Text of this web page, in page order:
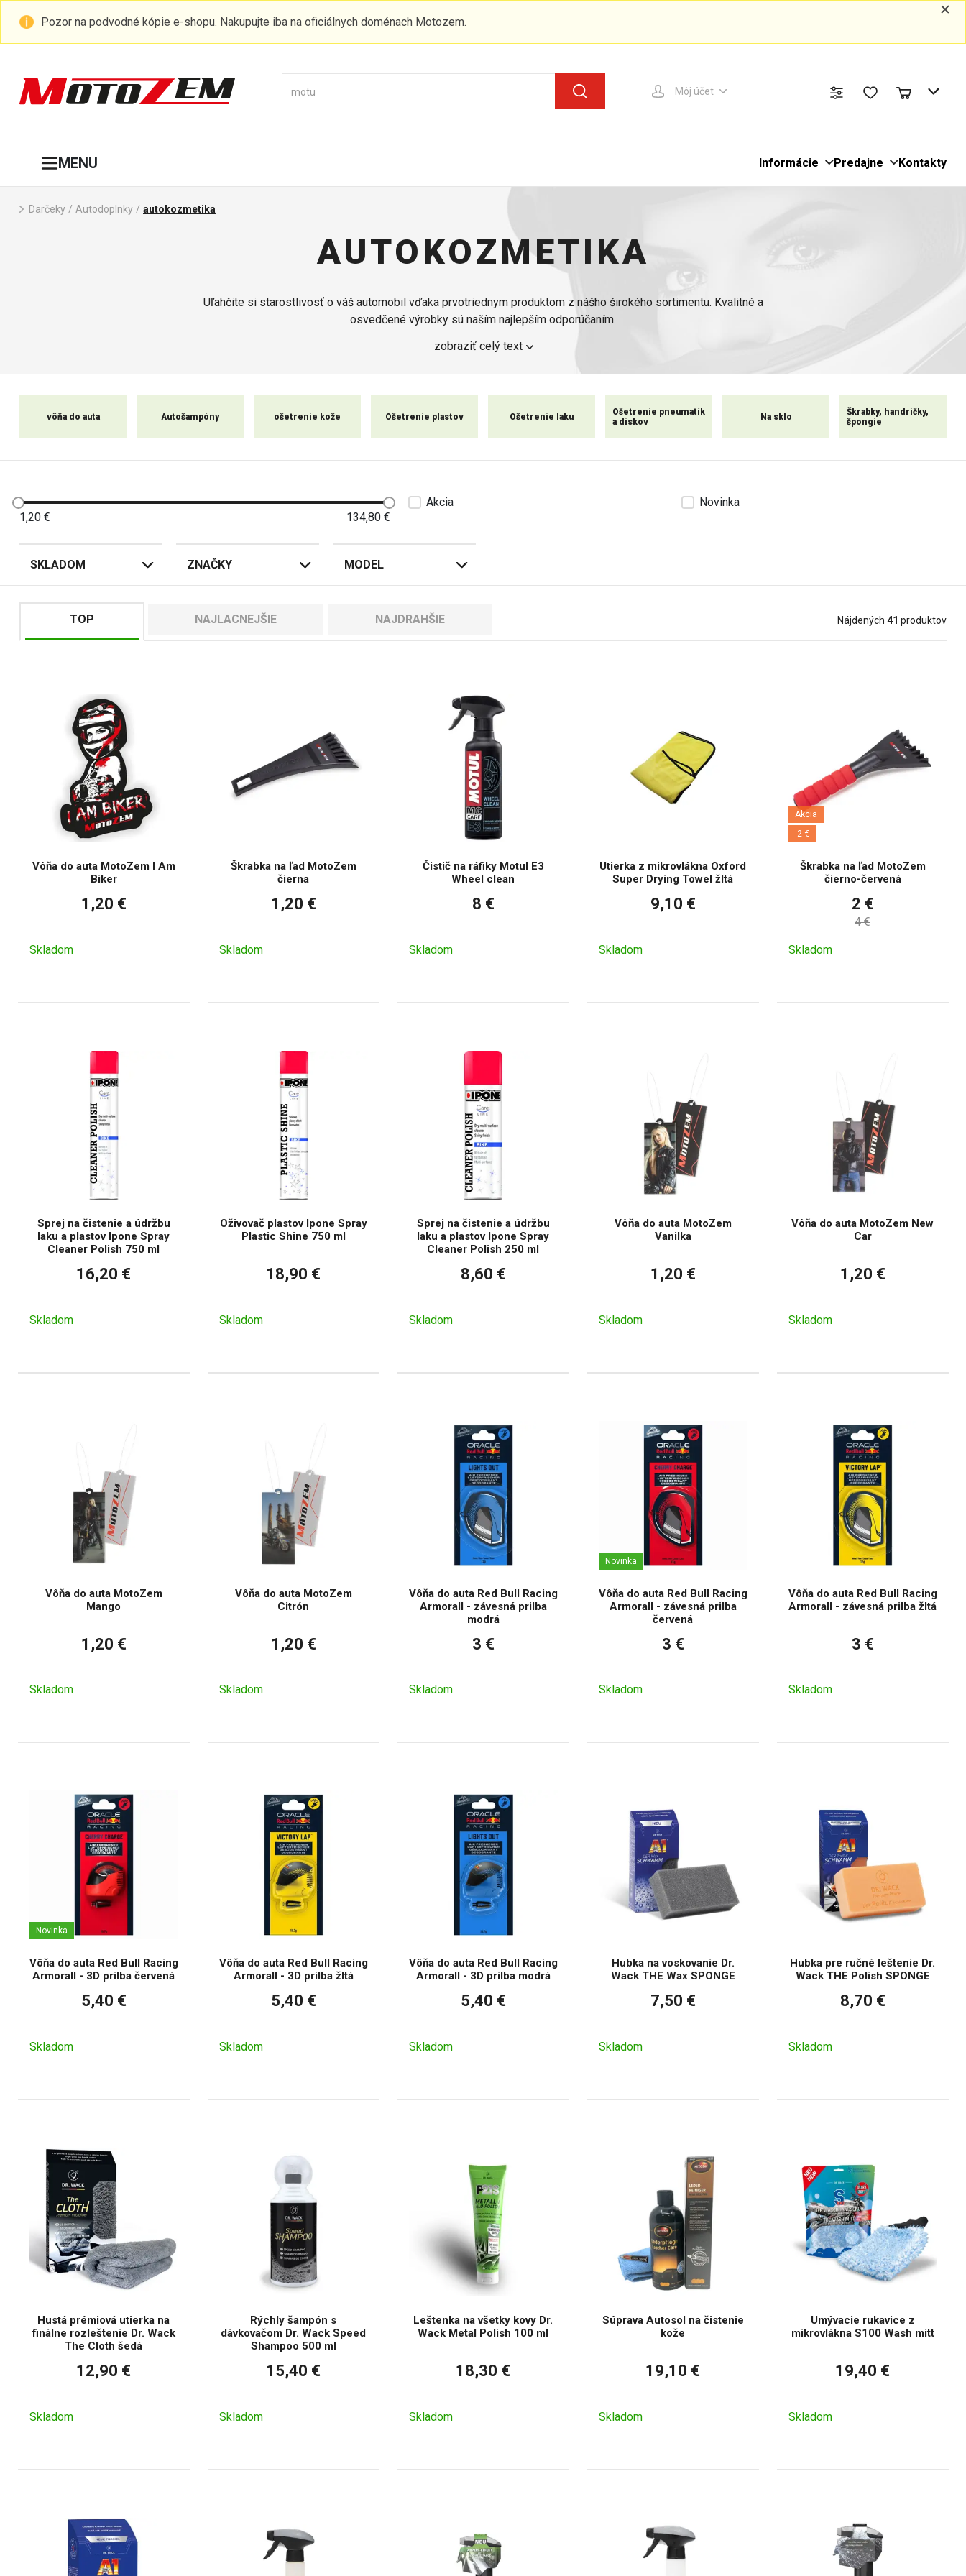
Pozor na podvodné kópie e-shopu. Nakupujte iba na oficiálnych doménach Motozem.
Môj účet
MENU Informácie Predajne Kontakty
Darčeky / Autodoplnky / autokozmetika
AUTOKOZMETIKA
Uľahčite si starostlivosť o váš automobil vďaka prvotriednym produktom z nášho širokého sortimentu. Kvalitné a
osvedčené výrobky sú naším najlepším odporúčaním.
zobraziť celý text
vôňa do auta Autošampóny ošetrenie kože Ošetrenie plastov Ošetrenie laku
Ošetrenie pneumatík
a diskov
Na sklo
Škrabky, handričky,
špongie
1,20 € 134,80 €
Akcia Novinka
SKLADOM ZNAČKY MODEL
Nájdených 41 produktov
TOP NAJLACNEJŠIE NAJDRAHŠIE
Vôňa do auta MotoZem I Am
Biker
1,20 €
Skladom
Škrabka na ľad MotoZem
čierna
1,20 €
Skladom
Čistič na ráfiky Motul E3
Wheel clean
8 €
Skladom
Utierka z mikrovlákna Oxford
Super Drying Towel žltá
9,10 €
Skladom
Akcia
-2 €
Škrabka na ľad MotoZem
čierno-červená
2 €
4 €
Skladom
Sprej na čistenie a údržbu
laku a plastov Ipone Spray
Cleaner Polish 750 ml
16,20 €
Skladom
Oživovač plastov Ipone Spray
Plastic Shine 750 ml
18,90 €
Skladom
Sprej na čistenie a údržbu
laku a plastov Ipone Spray
Cleaner Polish 250 ml
8,60 €
Skladom
Vôňa do auta MotoZem
Vanilka
1,20 €
Skladom
Vôňa do auta MotoZem New
Car
1,20 €
Skladom
Vôňa do auta MotoZem
Mango
1,20 €
Skladom
Vôňa do auta MotoZem
Citrón
1,20 €
Skladom
Vôňa do auta Red Bull Racing
Armorall - závesná prilba
modrá
3 €
Skladom
Novinka
Vôňa do auta Red Bull Racing
Armorall - závesná prilba
červená
3 €
Skladom
Vôňa do auta Red Bull Racing
Armorall - závesná prilba žltá
3 €
Skladom
Novinka
Vôňa do auta Red Bull Racing
Armorall - 3D prilba červená
5,40 €
Skladom
Vôňa do auta Red Bull Racing
Armorall - 3D prilba žltá
5,40 €
Skladom
Vôňa do auta Red Bull Racing
Armorall - 3D prilba modrá
5,40 €
Skladom
Hubka na voskovanie Dr.
Wack THE Wax SPONGE
7,50 €
Skladom
Hubka pre ručné leštenie Dr.
Wack THE Polish SPONGE
8,70 €
Skladom
Hustá prémiová utierka na
finálne rozleštenie Dr. Wack
The Cloth šedá
12,90 €
Skladom
Rýchly šampón s
dávkovačom Dr. Wack Speed
Shampoo 500 ml
15,40 €
Skladom
Leštenka na všetky kovy Dr.
Wack Metal Polish 100 ml
18,30 €
Skladom
Súprava Autosol na čistenie
kože
19,10 €
Skladom
Umývacie rukavice z
mikrovlákna S100 Wash mitt
19,40 €
Skladom